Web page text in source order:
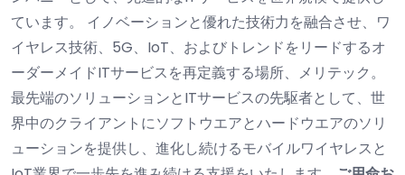
ています。 イノベーションと優れた技術力を融合させ、ワ
イヤレス技術、5G、IoT、およびトレンドをリードするオ
ーダーメイドITサービスを再定義する場所、メリテック。
最先端のソリューションとITサービスの先駆者として、世
界中のクライアントにソフトウエアとハードウエアのソリ
ューションを提供し、進化し続けるモバイルワイヤレスと